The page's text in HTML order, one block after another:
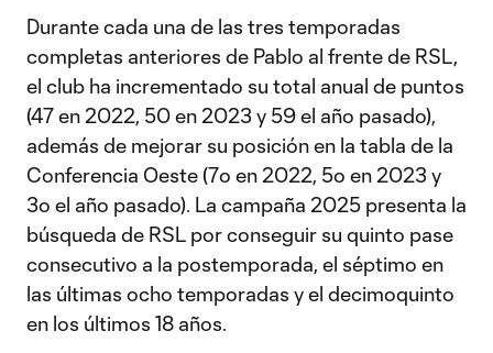
Durante cada una de las tres temporadas
completas anteriores de Pablo al frente de RSL,
el club ha incrementado su total anual de puntos
(47 en 2022, 50 en 2023 y 59 el año pasado),
además de mejorar su posición en la tabla de la
Conferencia Oeste (7º en 2022, 5º en 2023 y
3º el año pasado). La campaña 2025 presenta la
búsqueda de RSL por conseguir su quinto pase
consecutivo a la postemporada, el séptimo en
las últimas ocho temporadas y el decimoquinto
en los últimos 18 años.